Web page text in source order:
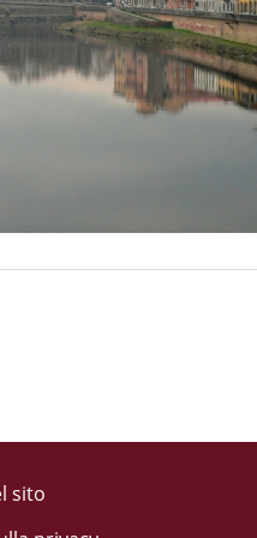
sito